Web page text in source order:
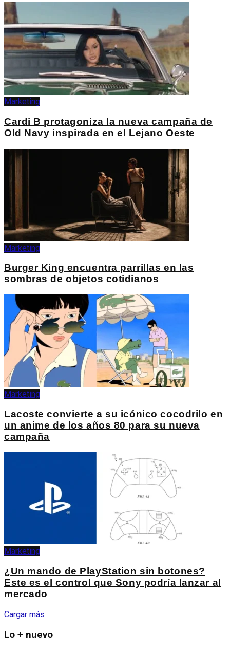
Marketing
Cardi B protagoniza la nueva campaña de
Old Navy inspirada en el Lejano Oeste
Marketing
Burger King encuentra parrillas en las
sombras de objetos cotidianos
Marketing
Lacoste convierte a su icónico cocodrilo en
un anime de los años 80 para su nueva
campaña
Marketing
¿Un mando de PlayStation sin botones?
Este es el control que Sony podría lanzar al
mercado
Cargar más
Lo + nuevo